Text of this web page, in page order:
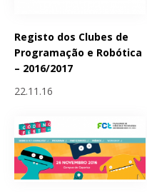
Registo dos Clubes de
Programação e Robótica
– 2016/2017
22.11.16